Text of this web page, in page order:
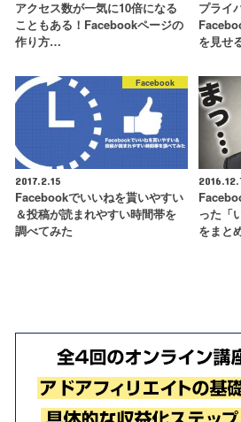
アクセス数が一気に10倍になる
こともある！Facebookページの
作り方…
プライ
を見せ
Facebook
2017.2.15
Facebookでいいねを貰いやすい
＆投稿が読まれやすい時間帯を
調べてみた
った「
をまと